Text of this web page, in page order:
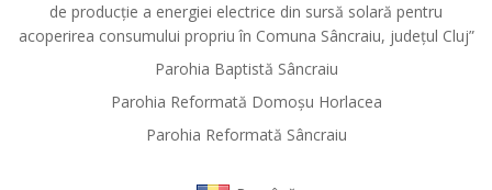
de producție a energiei electrice din sursă solară pentru
acoperirea consumului propriu în Comuna Sâncraiu, județul Cluj”
Parohia Baptistă Sâncraiu
Parohia Reformată Domoşu Horlacea
Parohia Reformată Sâncraiu